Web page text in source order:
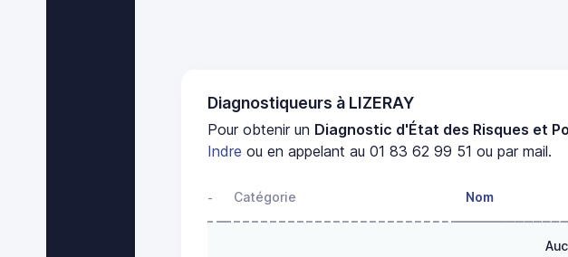
Diagnostiqueurs à LIZERAY
Pour obtenir un Diagnostic d'État des Risques et
Indre ou en appelant au 01 83 62 99 51 ou par mail.
- Catégorie Nom